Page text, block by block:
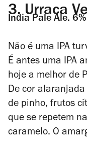
3.Urraca
India Pale Ale. 6%
Não é uma IPA
É antes uma IPA
hoje a melhor de
De cor alaranjada
de pinho, frutos
que se repetem
caramelo. O